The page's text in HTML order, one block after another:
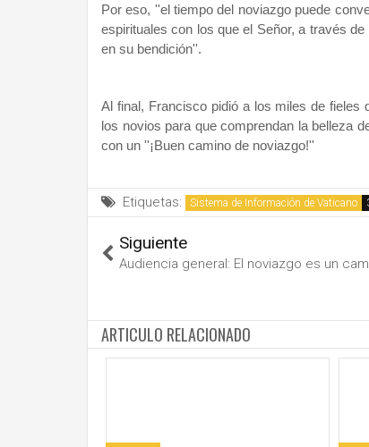
Por eso, ''el tiempo del noviazgo puede
espirituales con los que el Señor, a través
en su bendición''.
Al final, Francisco pidió a los miles de fieles
los novios para que comprendan la belleza
con un ''¡Buen camino de noviazgo!''
Etiquetas: Sistema de Información de Vaticano
Siguiente
Audiencia general: El noviazgo es un
ARTICULO RELACIONADO